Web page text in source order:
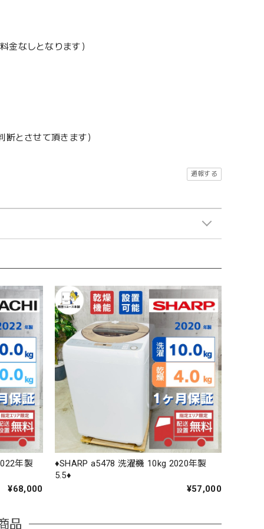
金なしとなります）
とさせて頂きます）
通報する
年製
¥68,000
♦️SHARP a5478 洗濯機 10kg 2020年製
5.5♦️
¥57,000
品